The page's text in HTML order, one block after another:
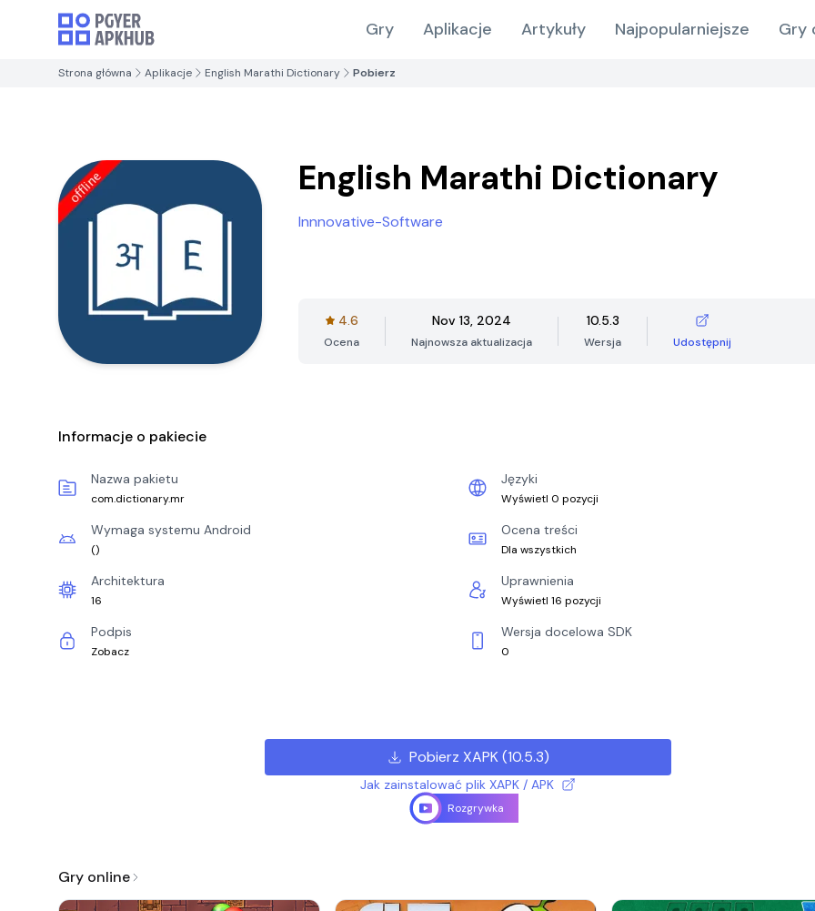
Gry Aplikacje Artykuły Najpopularniejsze Gry
Strona główna Aplikacje English Marathi Dictionary Pobierz
English Marathi Dictionary
Innnovative-Software
4.6
Ocena
Nov 13, 2024
Najnowsza aktualizacja
10.5.3
Wersja Udostępnij
Informacje o pakiecie
Nazwa pakietu
com.dictionary.mr
Języki
Wyświetl 0 pozycji
Wymaga systemu Android
()
Ocena treści
Dla wszystkich
Architektura
16
Uprawnienia
Wyświetl 16 pozycji
Podpis
Zobacz
Wersja docelowa SDK
0
Pobierz XAPK(10.5.3)
Jak zainstalować plik XAPK / APK
Rozgrywka
Gry online